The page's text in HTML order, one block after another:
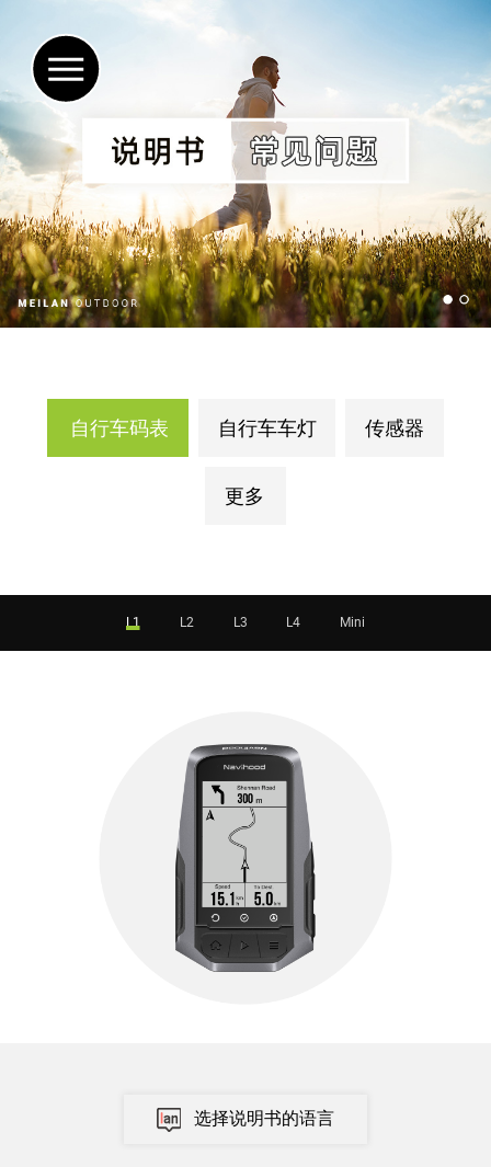
自行车码表 自行车车灯 传感器
更多
L1 L2 L3 L4 Mini
选择说明书的语言